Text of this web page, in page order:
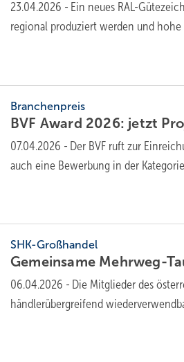
23.04.2026 - Ein neues RAL-
regional produziert werden und
Branchenpreis
BVF Award 2026: jetzt
07.04.2026 - Der BVF ruft zur
auch eine Bewerbung in der
SHK-Großhandel
Gemeinsame Mehr­weg-
06.04.2026 - Die Mitglieder des
händlerübergreifend